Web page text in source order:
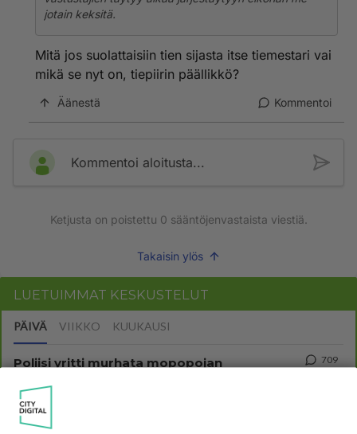
jotain keksitä.
Mitä jos suolattaisiin tien sijasta itse tiemestari vai
mikä se nyt on, tiepiirin päällikkö?
Äänestä Kommentoi
Kommentoi aloitusta...
Ketjusta on poistettu 0 sääntöjenvastaista viestiä.
Takaisin ylös
LUETUIMMAT KESKUSTELUT
PÄIVÄ VIIKKO KUUKAUSI
Poliisi yritti murhata mopopojan
08.08.2026 21:05
709
Mopomiitti!